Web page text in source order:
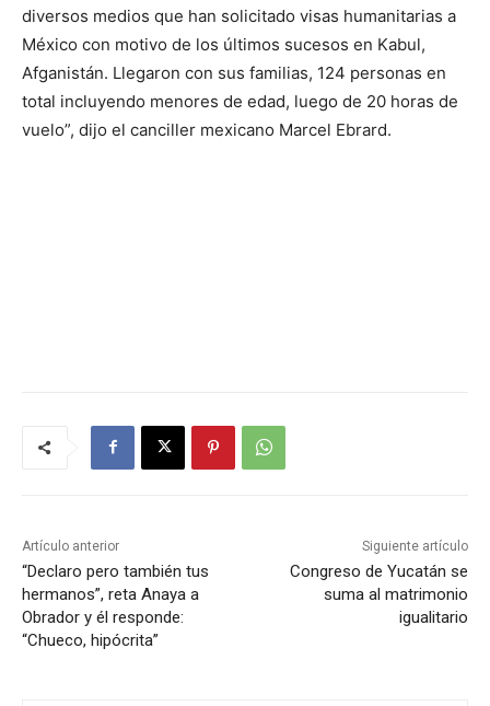
diversos medios que han solicitado visas humanitarias a
México con motivo de los últimos sucesos en Kabul,
Afganistán. Llegaron con sus familias, 124 personas en
total incluyendo menores de edad, luego de 20 horas de
vuelo”, dijo el canciller mexicano Marcel Ebrard.
Artículo anterior
“Declaro pero también tus
hermanos”, reta Anaya a
Obrador y él responde:
“Chueco, hipócrita”
Siguiente artículo
Congreso de Yucatán se
suma al matrimonio
igualitario